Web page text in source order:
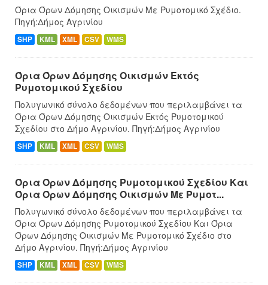
Όρια Όρων Δόμησης Οικισμών Με Ρυμοτομικό Σχέδιο.
Πηγή:Δήμος Αγρινίου
SHP KML XML CSV WMS
Όρια Όρων Δόμησης Οικισμών Eκτός
Ρυμοτομικού Σχεδίου
Πολυγωνικό σύνολο δεδομένων που περιλαμβάνει τα
Όρια Όρων Δόμησης Οικισμών Eκτός Ρυμοτομικού
Σχεδίου στο Δήμο Αγρινίου. Πηγή:Δήμος Αγρινίου
SHP KML XML CSV WMS
Όρια Όρων Δόμησης Ρυμοτομικού Σχεδίου Και
Όρια Όρων Δόμησης Οικισμών Με Ρυμοτ...
Πολυγωνικό σύνολο δεδομένων που περιλαμβάνει τα
Όρια Όρων Δόμησης Ρυμοτομικού Σχεδίου Και Όρια
Όρων Δόμησης Οικισμών Με Ρυμοτομικό Σχέδιο στο
Δήμο Αγρινίου. Πηγή:Δήμος Αγρινίου
SHP KML XML CSV WMS